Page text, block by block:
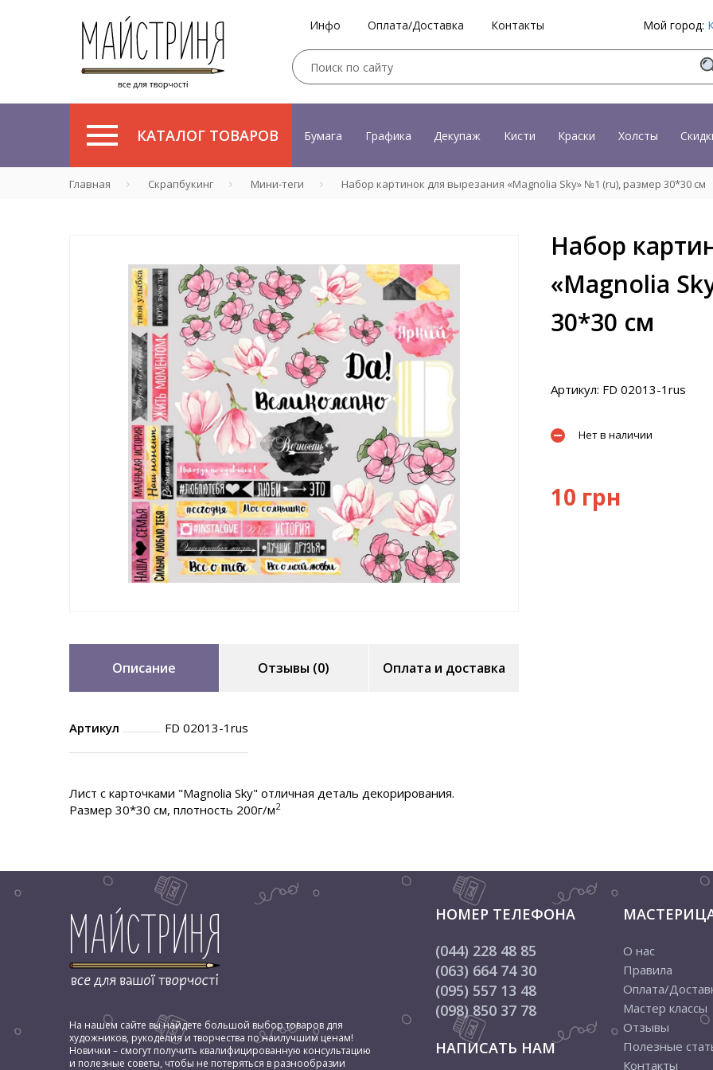
Инфо Оплата/Доставка Контакты Мой город:
КАТАЛОГ ТОВАРОВ Бумага Графика Декупаж Кисти Краски Холсты
Главная Скрапбукинг Мини-теги Набор картинок для вырезания «Magnolia Sky» №1 (ru), размер 30*30 см
Описание Отзывы (0) Оплата и доставка
Артикул FD 02013-1rus
Лист с карточками "Magnolia Sky" отличная деталь декорирования.
Размер 30*30 см, плотность 200г/м2
Набор
«Magnolia
30*30 см
Артикул: FD 02013-1rus
Нет в наличии
10 грн
На нашем сайте вы найдете большой выбор товаров для
художников, рукоделия и творчества по наилучшим ценам!
Новички – смогут получить квалифицированную консультацию
и полезные советы, чтобы не потеряться в разнообразии
НОМЕР ТЕЛЕФОНА
(044) 228 48 85
(063) 664 74 30
(095) 557 13 48
(098) 850 37 78
НАПИСАТЬ НАМ
О нас
Правила
Оплата/
Мастер классы
Отзывы
Полезные
Контакты